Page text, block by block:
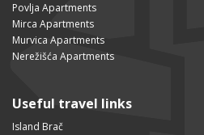
Povlja Apartments
Mirca Apartments
Murvica Apartments
Nerežišća Apartments
Useful travel links
Island Brač